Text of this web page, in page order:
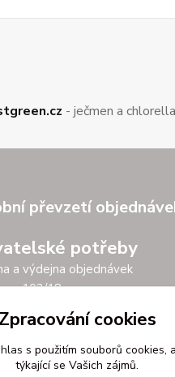
- ječmen a chlorella
převzetí
potřeby
a výdejna objednávek
103/18
Brandýs nad Labem
9.00 - 17.00
- 11.30
Zpracování cookies
s použitím souborů cookies,
týkající se Vašich zájmů.